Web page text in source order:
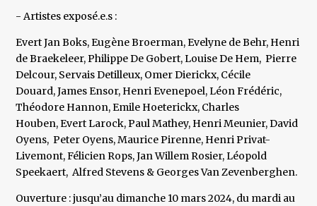
- Artistes exposé.e.s :
Evert Jan Boks, Eugène Broerman, Evelyne de Behr, Henri
de Braekeleer, Philippe De Gobert, Louise De Hem, Pierre
Delcour, Servais Detilleux, Omer Dierickx, Cécile
Douard, James Ensor, Henri Evenepoel, Léon Frédéric,
Théodore Hannon, Emile Hoeterickx, Charles
Houben, Evert Larock, Paul Mathey, Henri Meunier, David
Oyens, Peter Oyens, Maurice Pirenne, Henri Privat-
Livemont, Félicien Rops, Jan Willem Rosier, Léopold
Speekaert, Alfred Stevens & Georges Van Zevenberghen.
Ouverture : jusqu’au dimanche 10 mars 2024, du mardi au